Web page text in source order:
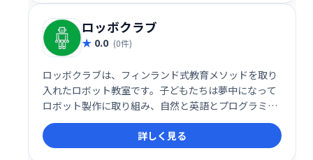
ロッボクラブ
0.0 (0件)
ロッボクラブは、フィンランド式教育メソッドを取り
入れたロボット教室です。子どもたちは夢中になって
ロボット製作に取り組み、自然と英語とプログラミン
グを習得します。英語やプログラミング学習を考えて
いる方にも最適な、世界に繋がる習い事としておすす
めです。
詳しく見る